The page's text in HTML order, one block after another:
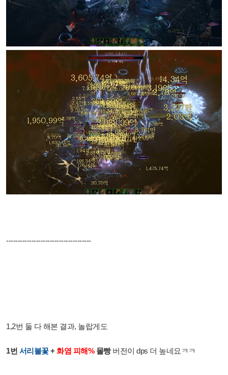
-------------------------------------
1,2번 둘 다 해본 결과, 놀랍게도
1번 서리불꽃+화염 피해%몰빵버전이 dps 더 높네요ㅋㅋ